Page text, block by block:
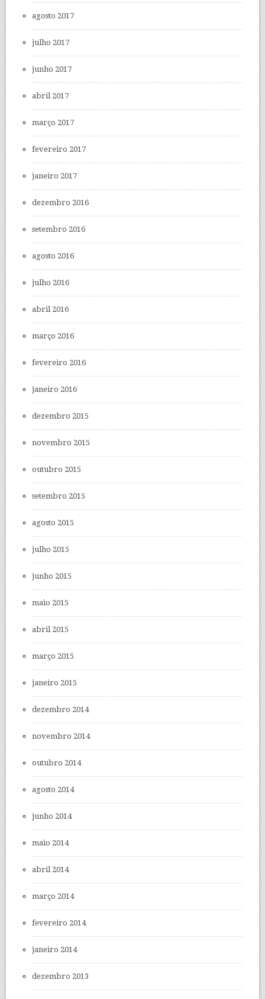
agosto 2017
julho 2017
junho 2017
abril 2017
março 2017
fevereiro 2017
janeiro 2017
dezembro 2016
setembro 2016
agosto 2016
julho 2016
abril 2016
março 2016
fevereiro 2016
janeiro 2016
dezembro 2015
novembro 2015
outubro 2015
setembro 2015
agosto 2015
julho 2015
junho 2015
maio 2015
abril 2015
março 2015
janeiro 2015
dezembro 2014
novembro 2014
outubro 2014
agosto 2014
junho 2014
maio 2014
abril 2014
março 2014
fevereiro 2014
janeiro 2014
dezembro 2013